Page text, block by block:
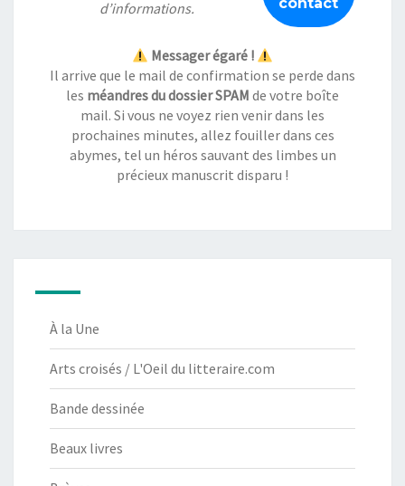
d’informations.
Messager égaré !
Il arrive que le mail de confirmation se perde dans
les méandres du dossier SPAM de votre boîte
mail. Si vous ne voyez rien venir dans les
prochaines minutes, allez fouiller dans ces
abymes, tel un héros sauvant des limbes un
précieux manuscrit disparu !
À la Une
Arts croisés / L'Oeil du litteraire.com
Bande dessinée
Beaux livres